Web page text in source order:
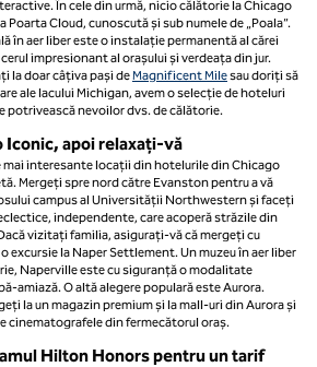
În cele din urmă, nicio călătorie la Chicago
Cloud, cunoscută și sub numele de „Poala”.
în aer liber este o instalație permanentă al cărei
impresionant al orașului și verdeața din jur.
la doar câțiva pași deMagnificent Milesau doriți să
ale lacului Michigan, avem o selecție de hoteluri
potrivească nevoilor dvs. de călătorie.
Iconic, apoi relaxați-vă
interesante locații din hotelurile din Chicago
Mergeți spre nord către Evanston pentru a vă
campus al Universității Northwestern și faceți
independente, care acoperă străzile din
vizitați familia, asigurați-vă că mergeți cu
excursie la Naper Settlement. Un muzeu în aer liber
Naperville este cu siguranță o modalitate
amiază. O altă alegere populară este Aurora.
la un magazin premium și la mall-uri din Aurora și
cinematografele din fermecătorul oraș.
Hilton Honors pentru un tarif